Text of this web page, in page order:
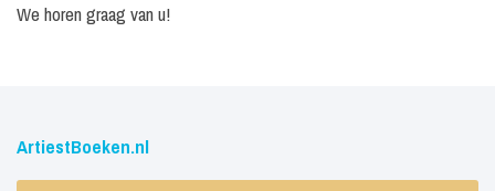
We horen graag van u!
ArtiestBoeken.nl